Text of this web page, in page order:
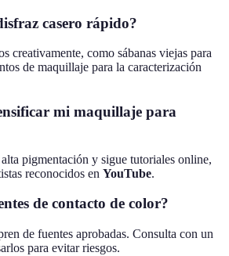
casero rápido?
creativamente, como sábanas viejas para
de maquillaje para la caracterización
mi maquillaje para
pigmentación y sigue tutoriales online,
reconocidos en YouTube.
de contacto de color?
de fuentes aprobadas. Consulta con un
para evitar riesgos.